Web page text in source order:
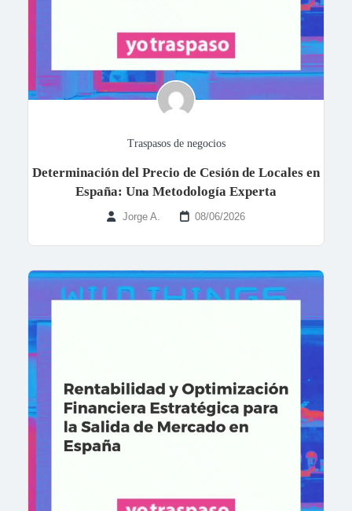
Traspasos de negocios
Determinación del Precio de Cesión de Locales en
España: Una Metodología Experta
Jorge A. 08/06/2026